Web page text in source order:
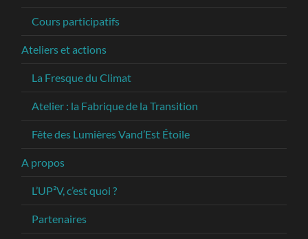
Cours participatifs
Ateliers et actions
La Fresque du Climat
Atelier : la Fabrique de la Transition
Fête des Lumières Vand’Est Étoile
A propos
L’UP²V, c’est quoi ?
Partenaires